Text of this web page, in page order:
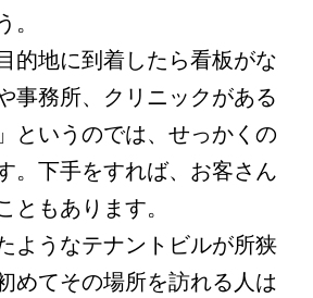
。
的地に到着したら看板がな
事務所、クリニックがある
というのでは、せっかくの
。下手をすれば、お客さん
ともあります。
ようなテナントビルが所狭
めてその場所を訪れる人は